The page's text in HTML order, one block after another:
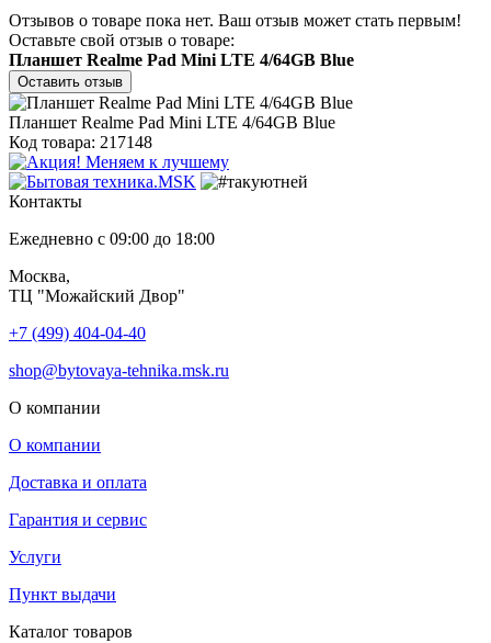
Отзывов о товаре пока нет. Ваш отзыв может стать первым!
Оставьте свой отзыв о товаре:
Планшет Realme Pad Mini LTE 4/64GB Blue
Оставить отзыв
Планшет Realme Pad Mini LTE 4/64GB Blue
Код товара: 217148
Контакты
Ежедневно с 09:00 до 18:00
Москва,
ТЦ "Можайский Двор"
+7 (499) 404-04-40
shop@bytovaya-tehnika.msk.ru
О компании
О компании
Доставка и оплата
Гарантия и сервис
Услуги
Пункт выдачи
Каталог товаров